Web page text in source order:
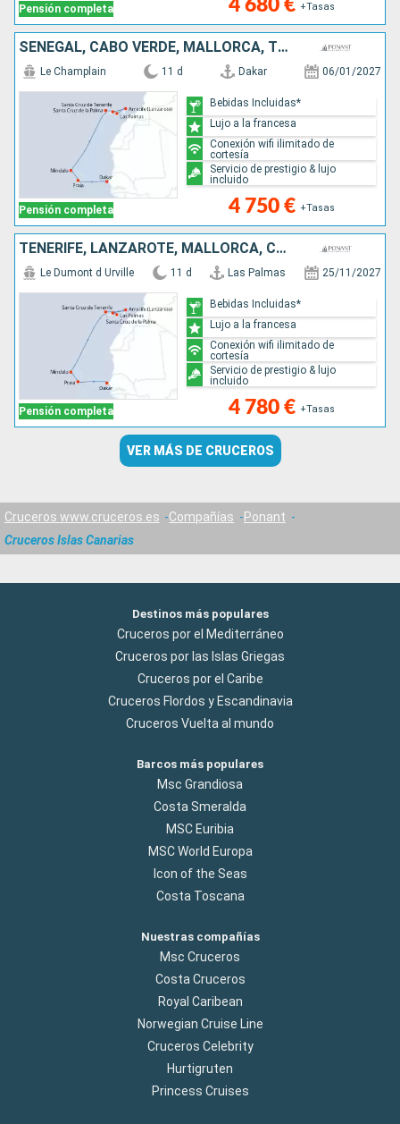
Pensión completa 4 680 € +Tasas
SENEGAL, CABO VERDE, MALLORCA, TENERIFE, LANZAROTE
Pensión completa
Le Champlain 11 d Dakar 06/01/2027
4 750 € +Tasas
Bebidas Incluidas*
Lujo a la francesa
Conexión wifi ilimitado de
cortesía
Servicio de prestigio & lujo
incluido
TENERIFE, LANZAROTE, MALLORCA, CABO VERDE, SENEGAL
Pensión completa
Le Dumont d Urville 11 d Las Palmas 25/11/2027
4 780 € +Tasas
Bebidas Incluidas*
Lujo a la francesa
Conexión wifi ilimitado de
cortesía
Servicio de prestigio & lujo
incluido
VER MÁS DE CRUCEROS
Cruceros www.cruceros.es Compañías
Ponant
Cruceros Islas Canarias
Destinos más populares
Cruceros por el Mediterráneo
Cruceros por las Islas Griegas
Cruceros por el Caribe
Cruceros Flordos y Escandinavia
Cruceros Vuelta al mundo
Barcos más populares
Msc Grandiosa
Costa Smeralda
MSC Euribia
MSC World Europa
Icon of the Seas
Costa Toscana
Nuestras compañías
Msc Cruceros
Costa Cruceros
Royal Caribean
Norwegian Cruise Line
Cruceros Celebrity
Hurtigruten
Princess Cruises